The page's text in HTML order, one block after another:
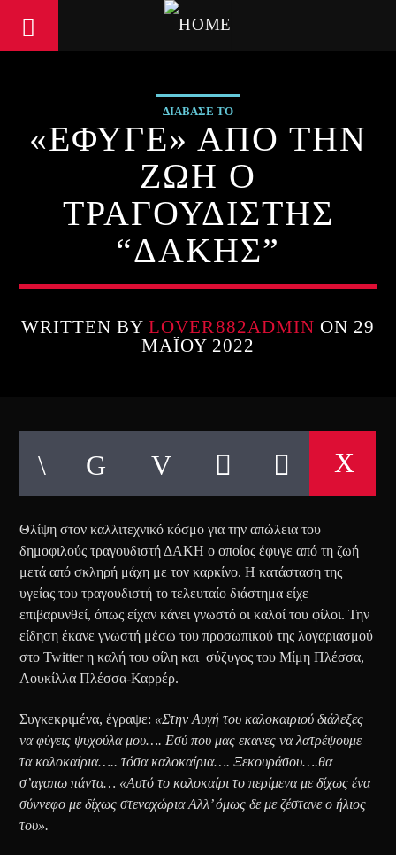
ΔΙΑΒΑΣΕ ΤΟ
«ΕΦΥΓΕ» ΑΠΟ ΤΗΝ
ΖΩΗ Ο
ΤΡΑΓΟΥΔΙΣΤΗΣ
“ΔΑΚΗΣ”
WRITTEN BYLOVER882ADMIN ON 29
ΜΑΪ́ΟΥ 2022
Θλίψη στον καλλιτεχνικό κόσμο για την απώλεια του
δημοφιλούς τραγουδιστή ΔΑΚΗ ο οποίος έφυγε από τη ζωή
μετά από σκληρή μάχη με τον καρκίνο. Η κατάσταση της
υγείας του τραγουδιστή το τελευταίο διάστημα είχε
επιβαρυνθεί, όπως είχαν κάνει γνωστό οι καλοί του φίλοι. Την
είδηση έκανε γνωστή μέσω του προσωπικού της λογαριασμού
στο Twitter η καλή του φίλη και σύζυγος του Μίμη Πλέσσα,
Λουκίλλα Πλέσσα-Καρρέρ.
Συγκεκριμένα, έγραψε: «Στην Αυγή του καλοκαιριού διάλεξες
να φύγεις ψυχούλα μου…. Εσύ που μας εκανες να λατρέψουμε
τα καλοκαίρια….. τόσα καλοκαίρια…. Ξεκουράσου….θα
σ’αγαπω πάντα… «Αυτό το καλοκαίρι το περίμενα με δίχως ένα
σύννεφο με δίχως στεναχώρια Αλλ’ όμως δε με ζέστανε ο ήλιος
του».